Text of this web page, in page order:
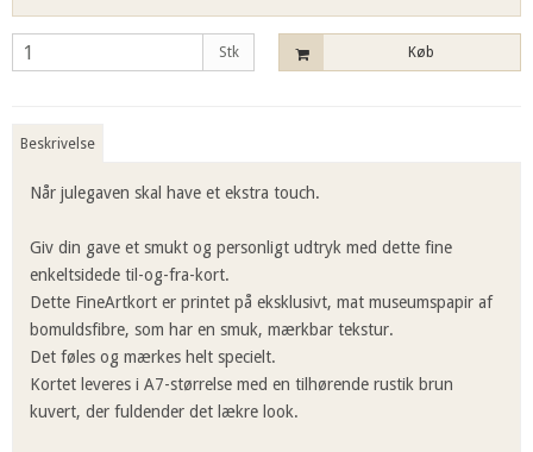
Stk Køb
Beskrivelse
Når julegaven skal have et ekstra touch.
Giv din gave et smukt og personligt udtryk med dette fine
enkeltsidede til-og-fra-kort.
Dette FineArtkort er printet på eksklusivt, mat museumspapir af
bomuldsfibre, som har en smuk, mærkbar tekstur.
Det føles og mærkes helt specielt.
Kortet leveres i A7-størrelse med en tilhørende rustik brun
kuvert, der fuldender det lækre look.